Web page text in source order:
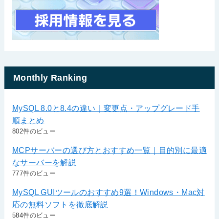
Monthly Ranking
MySQL 8.0と8.4の違い｜変更点・アップグレード手
順まとめ
802件のビュー
MCPサーバーの選び方とおすすめ一覧｜目的別に最適
なサーバーを解説
777件のビュー
MySQL GUIツールのおすすめ9選！Windows・Mac対
応の無料ソフトを徹底解説
584件のビュー